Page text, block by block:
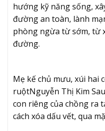
hướng kỹ năng sống,
đường an toàn, lành
phòng ngừa từ sớm, từ
đường.
Mẹ kế chủ mưu, xúi hai
ruộtNguyễn Thị Kim
con riêng của chồng ra
cách xóa dấu vết, qua